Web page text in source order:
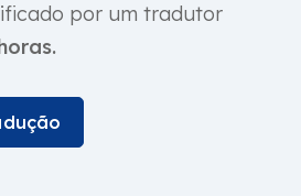
por um tradutor